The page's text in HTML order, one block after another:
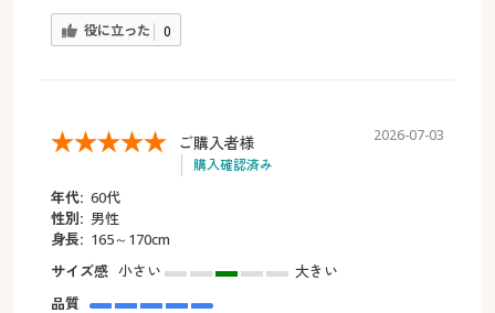
役に立った 0
ご購入者様
購入確認済み
2026-07-03
年代: 60代
性別: 男性
身長: 165～170cm
サイズ感 小さい
大きい
品質